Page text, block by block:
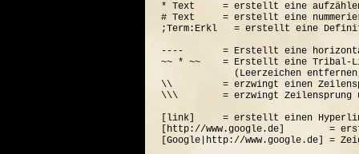
* Text     = erstellt eine
# Text     = erstellt eine
;Term:Erkl   = erstellt eine
----       = Erstellt eine
~~ * ~~    = Erstellt eine Tribal-
(Leerzeichen
\\         = erzwingt einen
\\\        = erzwingt Zeilensprung
[link]     = erstellt einen
[http://www.google.de]        =
[Google|http://www.google.de] =